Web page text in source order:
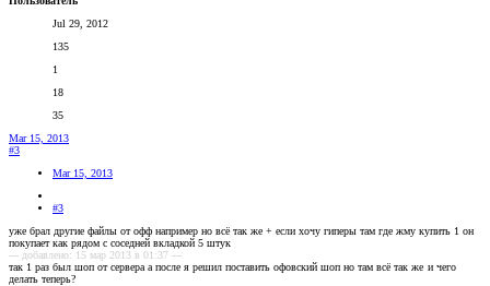
Jul 29, 2012
135
1
18
35
Mar 15, 2013
#3
Mar 15, 2013
#3
уже брал другие файлы от офф например но всё так же + если хочу гиперы там где жму купить 1 он
покупает как рядом с соседней вкладкой 5 штук
--- добавлено: 15 мар 2013 в 01:37 ---
так 1 раз был шоп от сервера а после я решил поставить офовский шоп но там всё так же и чего
делать теперь?